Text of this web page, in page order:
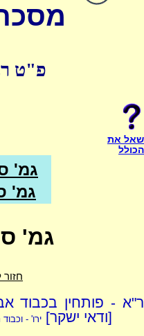
פ"ט
שאל את
הכולל
גמ'
גמ'
גמ'
ר"א - פותחין בכבוד
[ודאי ישקר]ירו' -